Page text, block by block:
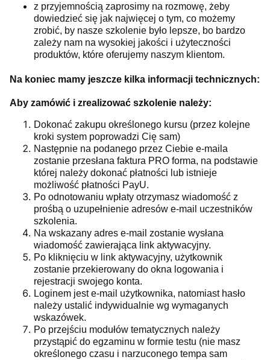
z przyjemnością zaprosimy na rozmowę, żeby
dowiedzieć się jak najwięcej o tym, co możemy
zrobić, by nasze szkolenie było lepsze, bo bardzo
zależy nam na wysokiej jakości i użyteczności
produktów, które oferujemy naszym klientom.
Na koniec mamy jeszcze kilka informacji technicznych:
Aby zamówić i zrealizować szkolenie należy:
Dokonać zakupu określonego kursu (przez kolejne
kroki system poprowadzi Cię sam)
Następnie na podanego przez Ciebie e-maila
zostanie przesłana faktura PRO forma, na podstawie
której należy dokonać płatności lub istnieje
możliwość płatności PayU.
Po odnotowaniu wpłaty otrzymasz wiadomość z
prośbą o uzupełnienie adresów e-mail uczestników
szkolenia.
Na wskazany adres e-mail zostanie wysłana
wiadomość zawierająca link aktywacyjny.
Po kliknięciu w link aktywacyjny, użytkownik
zostanie przekierowany do okna logowania i
rejestracji swojego konta.
Loginem jest e-mail użytkownika, natomiast hasło
należy ustalić indywidualnie wg wymaganych
wskazówek.
Po przejściu modułów tematycznych należy
przystąpić do egzaminu w formie testu (nie masz
określonego czasu i narzuconego tempa sam